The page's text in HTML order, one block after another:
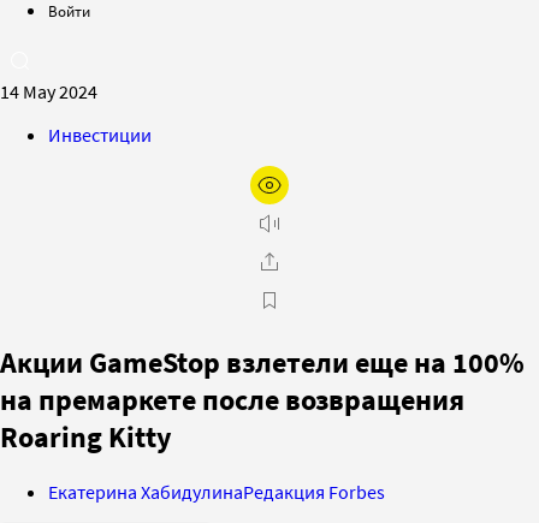
Войти
14 May 2024
Инвестиции
Акции GameStop взлетели еще на 100%
на премаркете после возвращения
Roaring Kitty
Екатерина ХабидулинаРедакция Forbes